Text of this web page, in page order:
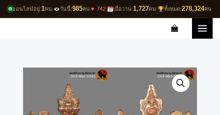
ออนไลน์อยู่:1คน| วันนี้:985คน▼ 742| เมื่อวาน:1,727คน| ทั้งหมด:278,324คน
Skip
to